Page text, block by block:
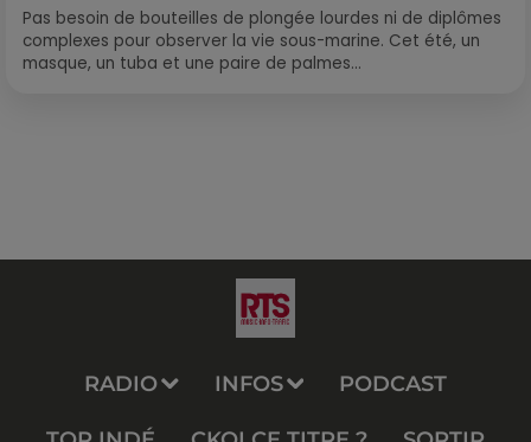
Pas besoin de bouteilles de plongée lourdes ni de diplômes
complexes pour observer la vie sous-marine. Cet été, un
masque, un tuba et une paire de palmes...
RADIO INFOS PODCAST